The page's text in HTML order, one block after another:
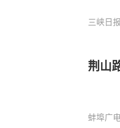
三峡日报
荆山
蚌埠广电